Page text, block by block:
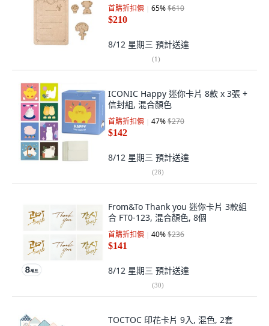
首購折扣價 65%$610
$210
8/12 星期三 預計送達
(1)
ICONIC Happy 迷你卡片 8款 x 3張 +
信封組, 混合顏色
首購折扣價 47%$270
$142
8/12 星期三 預計送達
(28)
From&To Thank you 迷你卡片 3款組
合 FT0-123, 混合顏色, 8個
首購折扣價 40%$236
$141
8/12 星期三 預計送達
(30)
TOCTOC 印花卡片 9入, 混色, 2套